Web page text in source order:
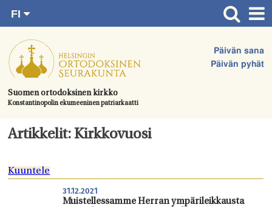
suoraan
sisältöön.
Suomen ortodoksinen kirkko
Konstantinopolin ekumeeninen patriarkaatti
Päivän sana
Päivän pyhät
FI
SV
EN
UA
Etusivu
Ajankohtaista
Juhlat & toimitukset
Kirkot
Tule mukaan
Hautausmaa
Artikkelit: Kirkkovuosi
Kuuntele
31.12.2021
Muistellessamme Herran ympärileikkausta